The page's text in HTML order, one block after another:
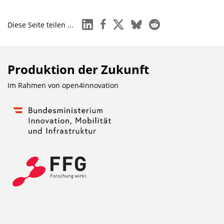
Diese Seite teilen ... linkedinfacebook
x blueskyreddit
Produktion der Zukunft
Im Rahmen von open4innovation